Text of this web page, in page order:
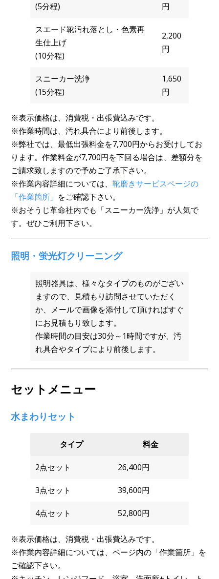
(5分程)
円
スエード靴汚れ落とし・色素再
生仕上げ
(10分程)
2,200
円
スニーカー洗浄
(15分程)
1,650
円
※表示価格は、消費税・出張費込みです。
※作業時間は、汚れ具合により前後します。
※弊社では、最低出張料金を7,700円からお受けしてお
ります。作業料金が7,700円を下回る場合は、差額分を
ご請求致しますので予めご了承下さい。
※作業内容詳細については、 靴磨きサービスページの
「作業箇所」 をご確認下さい。
※おそうじ革命社内でも「スニーカー洗浄」が人気で
す。ぜひご利用下さい。
照明・蛍光灯クリーニング
照明器具は、様々なタイプのものがござい
ますので、見積もり訪問させていただく
か、メールで画像を添付して頂ければすぐ
にお見積もり致します。
作業時間の目安は30分～1時間ですが、汚
れ具合やタイプにより前後します。
セットメニュー
水まわりセット
タイプ 料金
2点セット 26,400円
3点セット 39,600円
4点セット 52,800円
※表示価格は、消費税・出張費込みです。
※作業内容詳細については、ページ内の「作業箇所」を
ご確認下さい。